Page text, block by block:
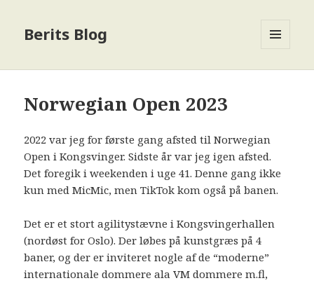
Berits Blog
Norwegian Open 2023
2022 var jeg for første gang afsted til Norwegian
Open i Kongsvinger. Sidste år var jeg igen afsted.
Det foregik i weekenden i uge 41. Denne gang ikke
kun med MicMic, men TikTok kom også på banen.
Det er et stort agilitystævne i Kongsvingerhallen
(nordøst for Oslo). Der løbes på kunstgræs på 4
baner, og der er inviteret nogle af de “moderne”
internationale dommere ala VM dommere m.fl,